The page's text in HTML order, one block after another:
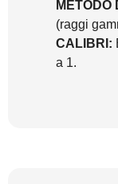
METODO
(raggi
CALIBRI:
a 1.